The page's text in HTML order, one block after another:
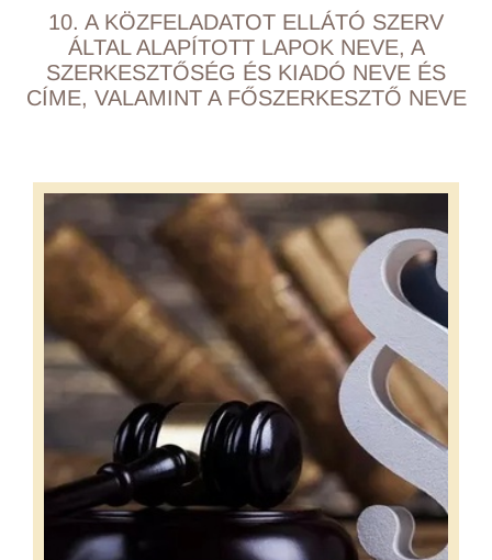
10. A KÖZFELADATOT ELLÁTÓ SZERV
ÁLTAL ALAPÍTOTT LAPOK NEVE, A
SZERKESZTŐSÉG ÉS KIADÓ NEVE ÉS
CÍME, VALAMINT A FŐSZERKESZTŐ NEVE